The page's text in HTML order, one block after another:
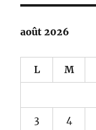
août 2026
L M
3 4